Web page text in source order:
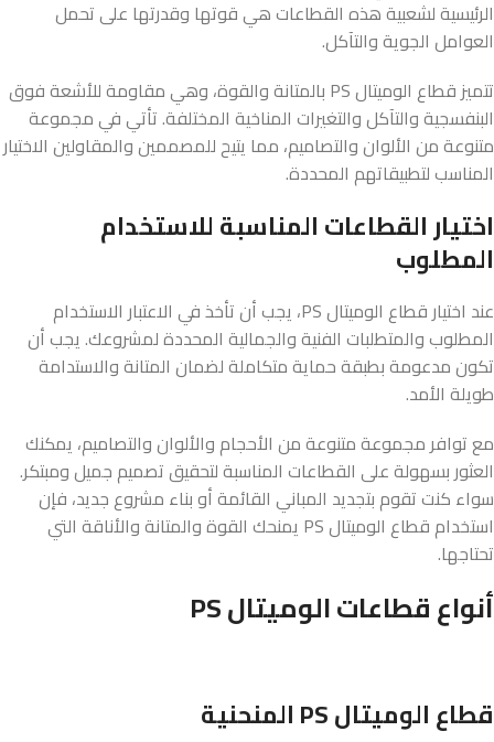
الرئيسية لشعبية هذه القطاعات هي قوتها وقدرتها على تحمل
العوامل الجوية والتآكل.
تتميز قطاع الوميتال PS بالمتانة والقوة، وهي مقاومة للأشعة فوق
البنفسجية والتآكل والتغيرات المناخية المختلفة. تأتي في مجموعة
متنوعة من الألوان والتصاميم، مما يتيح للمصممين والمقاولين الاختيار
المناسب لتطبيقاتهم المحددة.
اختيار القطاعات المناسبة للاستخدام
المطلوب
عند اختيار قطاع الوميتال PS، يجب أن تأخذ في الاعتبار الاستخدام
المطلوب والمتطلبات الفنية والجمالية المحددة لمشروعك. يجب أن
تكون مدعومة بطبقة حماية متكاملة لضمان المتانة والاستدامة
طويلة الأمد.
مع توافر مجموعة متنوعة من الأحجام والألوان والتصاميم، يمكنك
العثور بسهولة على القطاعات المناسبة لتحقيق تصميم جميل ومبتكر.
سواء كنت تقوم بتجديد المباني القائمة أو بناء مشروع جديد، فإن
استخدام قطاع الوميتال PS يمنحك القوة والمتانة والأناقة التي
تحتاجها.
أنواع قطاعات الوميتال PS
قطاع الوميتال PS المنحنية